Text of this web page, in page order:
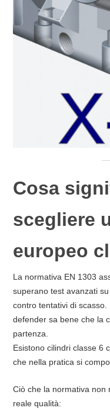
Cosa
scegliere
europeo
La normativa EN 1303
superano test avanzati
contro tentativi di
defender sa bene che la
partenza.
Esistono cilindri classe 6
che nella pratica si
Ciò che la normativa non
reale qualità: